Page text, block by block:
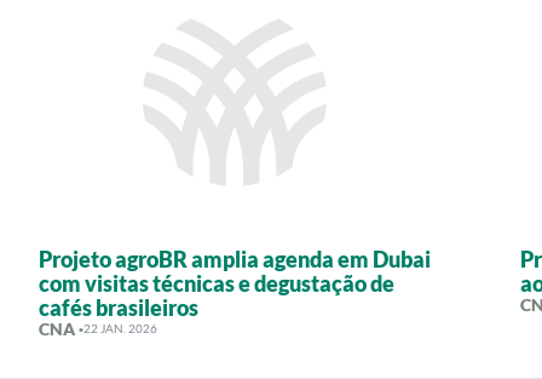
Projeto agroBR amplia agenda em Dubai
com visitas técnicas e degustação de
cafés brasileiros
CNA ·22 JAN. 2026